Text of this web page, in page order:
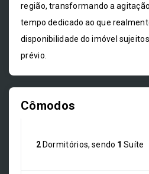
região, transformando a
tempo dedicado ao que
disponibilidade do imóvel
prévio.
Cômodos
2 Dormitórios, sendo 1 Suíte